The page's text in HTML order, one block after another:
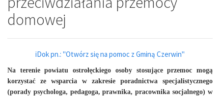
domowej
iDok pn.: "Otwórz się na pomoc z Gminą Czerwin"
Na terenie powiatu ostrołęckiego osoby stosujące przemoc mogą
korzystać ze wsparcia w zakresie poradnictwa specjalistycznego
(porady psychologa, pedagoga, prawnika, pracownika socjalnego) w